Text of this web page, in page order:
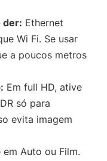
der: Ethernet
Wi Fi. Se usar
a poucos metros
Em full HD, ative
só para
evita imagem
em Auto ou Film.